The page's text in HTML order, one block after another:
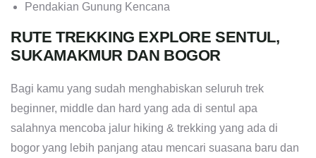
Pendakian Gunung Kencana
RUTE TREKKING EXPLORE SENTUL,
SUKAMAKMUR DAN BOGOR
Bagi kamu yang sudah menghabiskan seluruh trek
beginner, middle dan hard yang ada di sentul apa
salahnya mencoba jalur hiking & trekking yang ada di
bogor yang lebih panjang atau mencari suasana baru dan